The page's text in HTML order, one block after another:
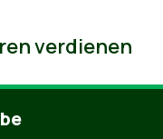
verdienen